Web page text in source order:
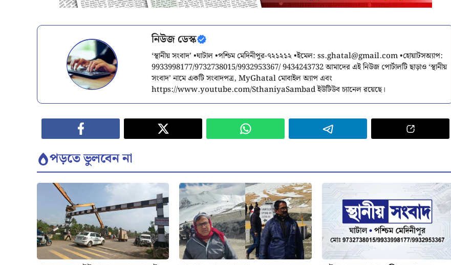
নিউজ ডেস্ক
‘স্থানীয় সংবাদ’ •ঘাটাল •পশ্চিম মেদিনীপুর-৭২১২১২ •ইমেল:ss.ghatal@gmail.com•হোয়াটসঅ্যাপ:
9933998177/9732738015/9932953367/ 9434243732 আমাদের এই নিউজ পোর্টালটি ছাড়াও ‘স্থানীয়
সংবাদ’ নামে একটি সংবাদপত্র, MyGhatal মোবাইল অ্যাপ এবং
https://www.youtube.com/SthaniyaSambad ইউটিউব চ্যানেল রয়েছে।
পড়তে ভুলবেন না